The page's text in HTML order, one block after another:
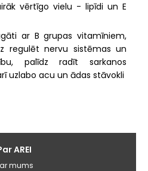
vērtīgo vielu - lipīdi un E
ar B grupas vitamīniem,
regulēt nervu sistēmas un
palīdz radīt sarkanos
uzlabo acu un ādas stāvokli
AREI
mums